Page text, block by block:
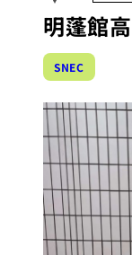
明蓬館
SNEC